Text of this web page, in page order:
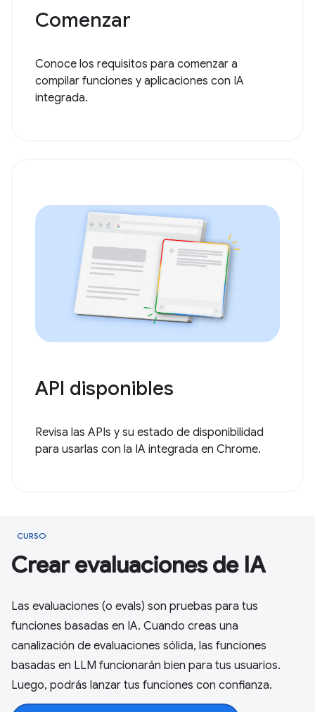
Comenzar
Conoce los requisitos para comenzar a
compilar funciones y aplicaciones con IA
integrada.
API disponibles
Revisa las APIs y su estado de disponibilidad
para usarlas con la IA integrada en Chrome.
CURSO
Crear evaluaciones de IA
Las evaluaciones (o evals) son pruebas para tus
funciones basadas en IA. Cuando creas una
canalización de evaluaciones sólida, las funciones
basadas en LLM funcionarán bien para tus usuarios.
Luego, podrás lanzar tus funciones con confianza.